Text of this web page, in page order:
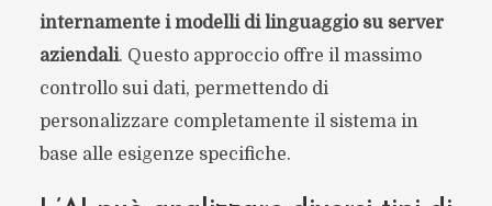
internamente i modelli di linguaggio su server
aziendali. Questo approccio offre il massimo
controllo sui dati, permettendo di
personalizzare completamente il sistema in
base alle esigenze specifiche.